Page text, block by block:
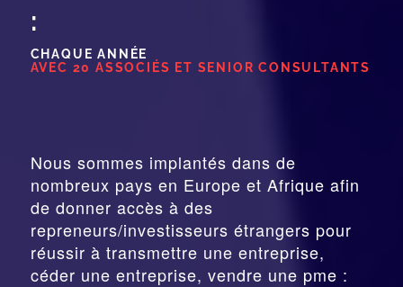
:
CHAQUE ANNÉE
AVEC 20 ASSOCIÉS ET SENIOR CONSULTANTS
Nous sommes implantés dans de
nombreux pays en Europe et Afrique afin
de donner accès à des
repreneurs/investisseurs étrangers pour
réussir à transmettre une entreprise,
céder une entreprise, vendre une pme :